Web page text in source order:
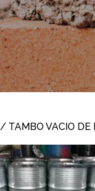
/ TAMBO VACIO DE